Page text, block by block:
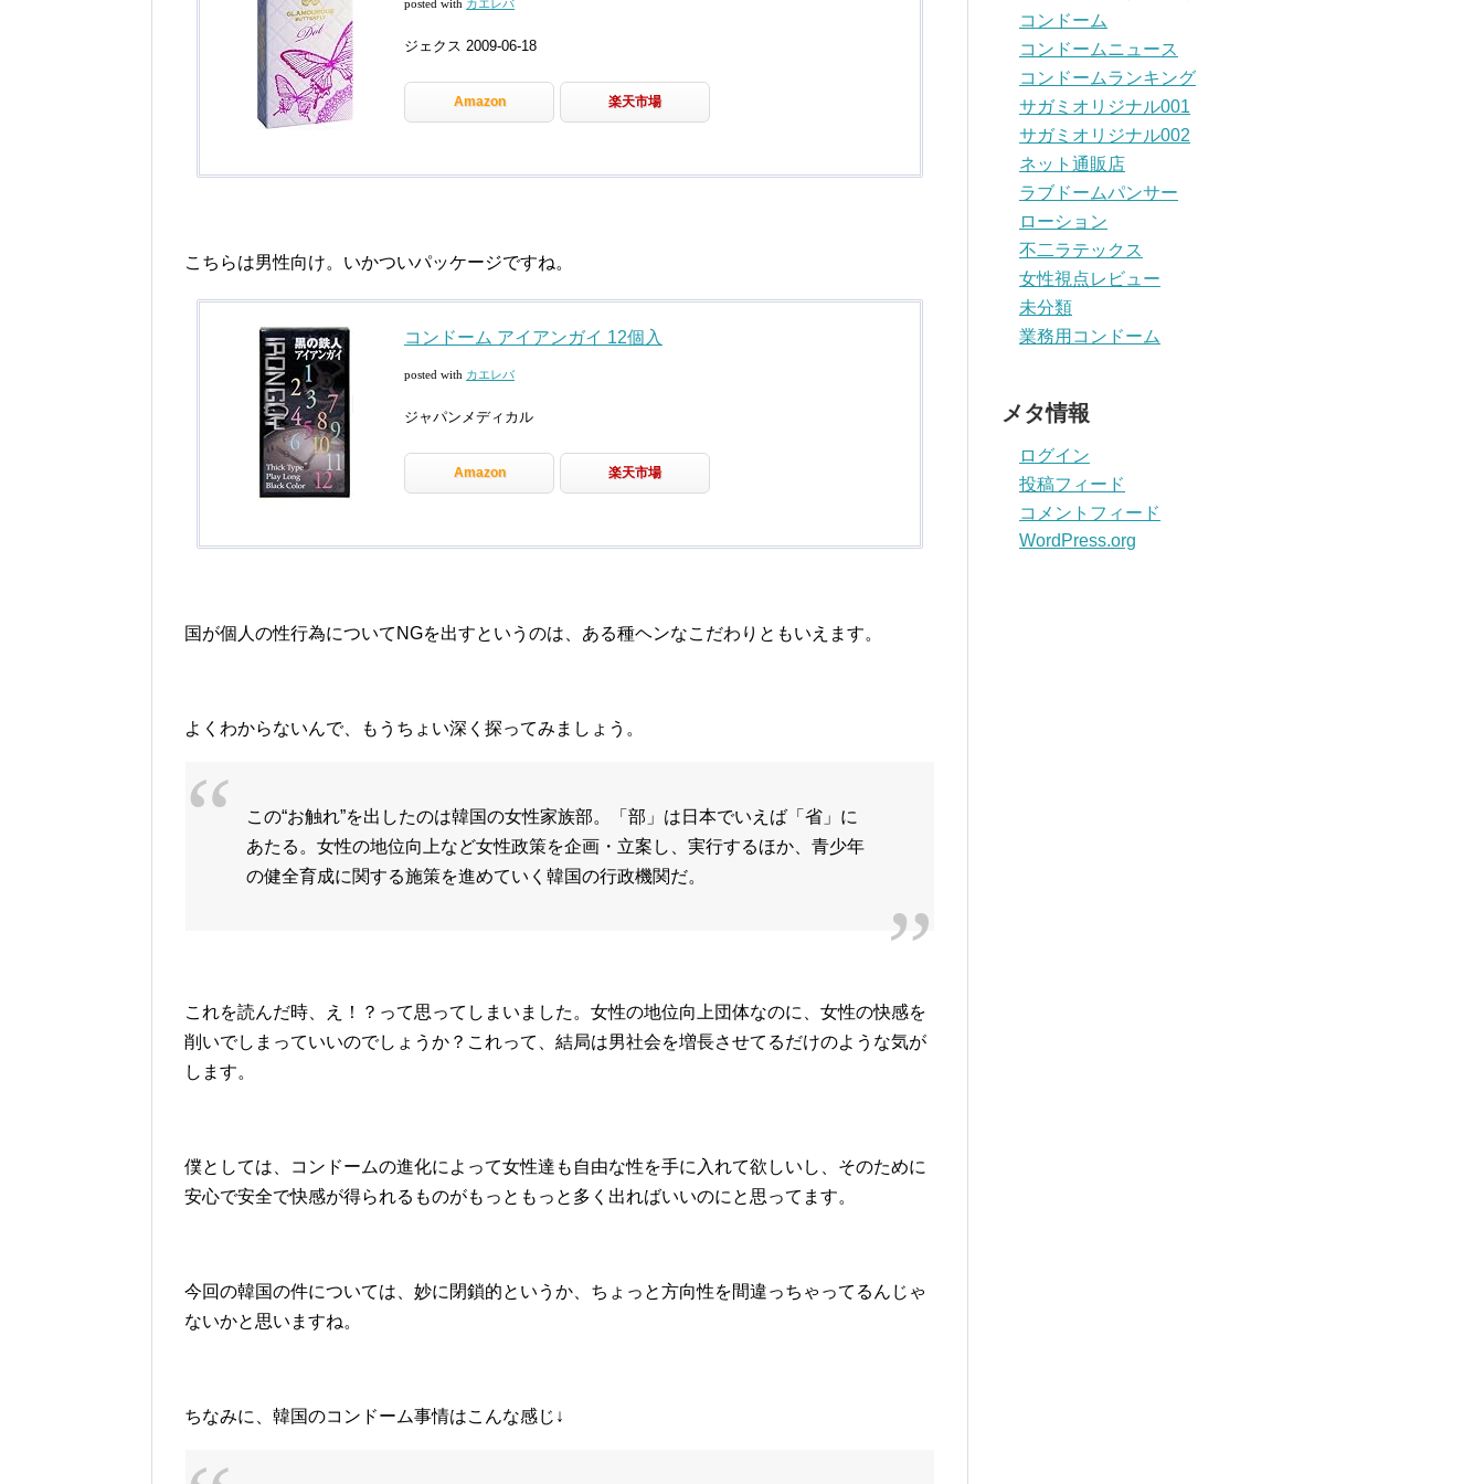
posted with カエレバ
ジェクス 2009-06-18
Amazon 楽天市場
こちらは男性向け。いかついパッケージですね。
コンドーム アイアンガイ 12個入
posted with カエレバ
ジャパンメディカル
Amazon 楽天市場
国が個人の性行為についてNGを出すというのは、ある種ヘンなこだわりともいえます。
よくわからないんで、もうちょい深く探ってみましょう。
この“お触れ”を出したのは韓国の女性家族部。「部」は日本でいえば「省」に
あたる。女性の地位向上など女性政策を企画・立案し、実行するほか、青少年
の健全育成に関する施策を進めていく韓国の行政機関だ。
これを読んだ時、え！？って思ってしまいました。女性の地位向上団体なのに、女性の快感を
削いでしまっていいのでしょうか？これって、結局は男社会を増長させてるだけのような気が
します。
僕としては、コンドームの進化によって女性達も自由な性を手に入れて欲しいし、そのために
安心で安全で快感が得られるものがもっともっと多く出ればいいのにと思ってます。
今回の韓国の件については、妙に閉鎖的というか、ちょっと方向性を間違っちゃってるんじゃ
ないかと思いますね。
ちなみに、韓国のコンドーム事情はこんな感じ↓
コンドーム
コンドームニュース
コンドームランキング
サガミオリジナル001
サガミオリジナル002
ネット通販店
ラブドームパンサー
ローション
不二ラテックス
女性視点レビュー
未分類
業務用コンドーム
メタ情報
ログイン
投稿フィード
コメントフィード
WordPress.org